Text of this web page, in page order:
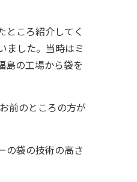
ところ紹介してく
ました。当時はミ
島の工場から袋を
前のところの方が
の袋の技術の高さ